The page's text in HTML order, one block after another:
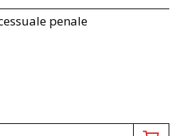
penale